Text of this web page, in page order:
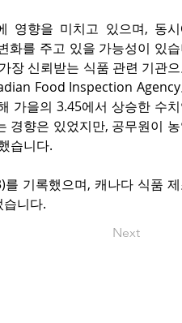
영향을 미치고 있으며, 동시
화를 주고 있을 가능성이 있습
장 신뢰받는 식품 관련 기관
Food Inspection
가을의 3.45에서 상승한 수치
경향은 있었지만, 공무원이 농
습니다.
기록했으며, 캐나다 식품
니다.
Next